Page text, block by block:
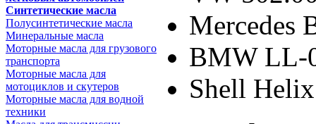
Синтетические масла
Полусинтетические масла
Минеральные масла
Моторные масла для грузового
транспорта
Моторные масла для
мотоциклов и скутеров
Моторные масла для водной
техники
Mercedes
BMW LL-
Shell